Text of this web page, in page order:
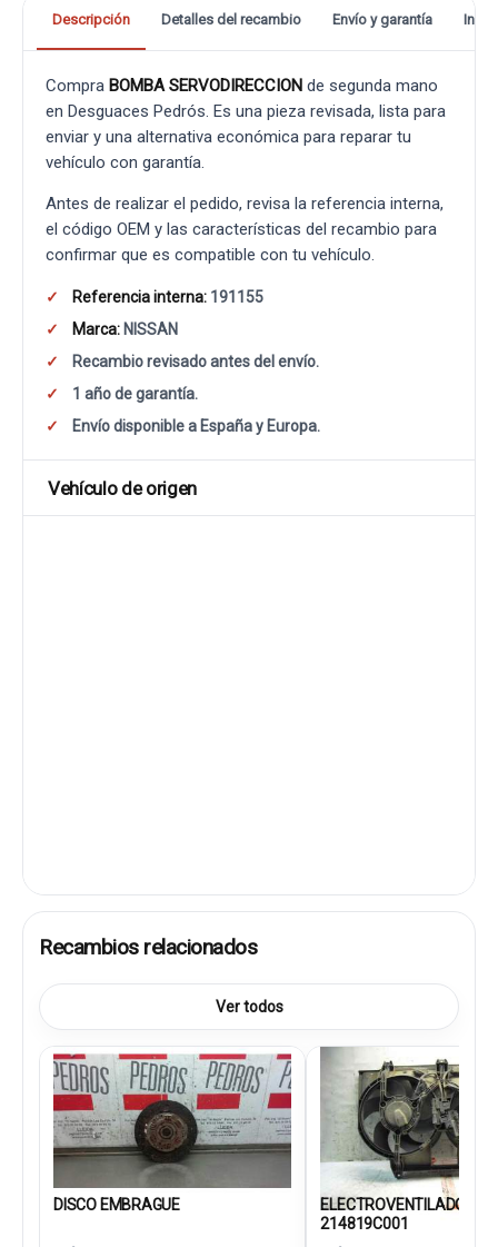
Descripción Detalles del recambio Envío y garantía
Compra BOMBA SERVODIRECCION de segunda mano
en Desguaces Pedrós. Es una pieza revisada, lista para
enviar y una alternativa económica para reparar tu
vehículo con garantía.
Antes de realizar el pedido, revisa la referencia interna,
el código OEM y las características del recambio para
confirmar que es compatible con tu vehículo.
Referencia interna: 191155
Marca: NISSAN
Recambio revisado antes del envío.
1 año de garantía.
Envío disponible a España y Europa.
Vehículo de origen
Recambios relacionados
Ver todos
DISCO EMBRAGUE
ELECTROVENTILADOR
214819C001